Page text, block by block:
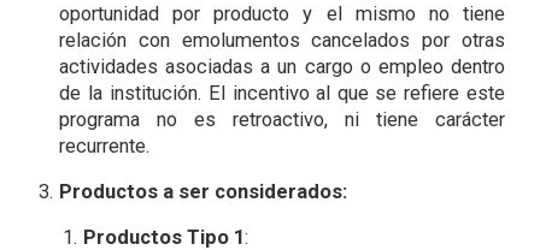
oportunidad por producto y el mismo no tiene
relación con emolumentos cancelados por otras
actividades asociadas a un cargo o empleo dentro
de la institución. El incentivo al que se refiere este
programa no es retroactivo, ni tiene carácter
recurrente.
Productos a ser considerados:
Productos Tipo 1: